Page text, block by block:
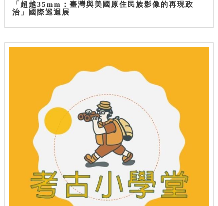
「超越35mm：臺灣與美國原住民族影像的再現政
治」國際巡迴展